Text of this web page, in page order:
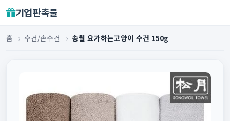
기업판촉물
홈 › 수건/손수건 › 송월 요가하는고양이 수건 150g